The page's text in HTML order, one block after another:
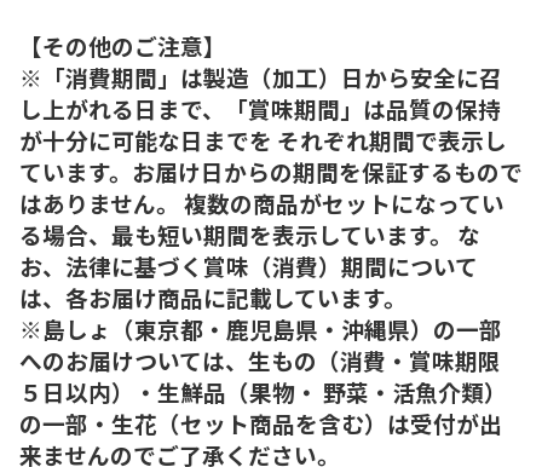
【その他のご注意】
※「消費期間」は製造（加工）日から安全に召
し上がれる日まで、「賞味期間」は品質の保持
が十分に可能な日までを それぞれ期間で表示し
ています。お届け日からの期間を保証するもので
はありません。 複数の商品がセットになってい
る場合、最も短い期間を表示しています。 な
お、法律に基づく賞味（消費）期間について
は、各お届け商品に記載しています。
※島しょ（東京都・鹿児島県・沖縄県）の一部
へのお届けついては、生もの（消費・賞味期限
５日以内）・生鮮品（果物・ 野菜・活魚介類）
の一部・生花（セット商品を含む）は受付が出
来ませんのでご了承ください。